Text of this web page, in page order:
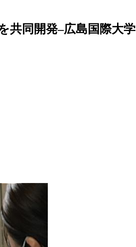
同開発–広島国際大学